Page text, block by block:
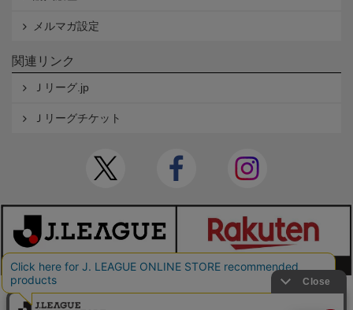
メルマガ設定
関連リンク
Ｊリーグ.jp
Ｊリーグチケット